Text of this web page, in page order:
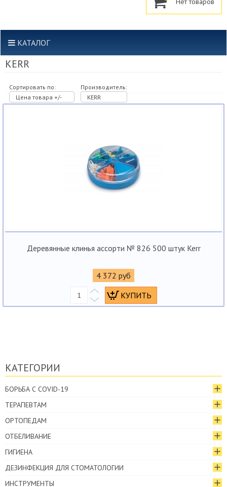
КАТАЛОГ
KERR
Сортировать по:
Цена товара +/-
Производитель:
KERR
Деревянные клинья ассорти № 826 500 штук Kerr
4 372 руб
КАТЕГОРИИ
БОРЬБА С COVID-19
ТЕРАПЕВТАМ
ОРТОПЕДАМ
ОТБЕЛИВАНИЕ
ГИГИЕНА
ДЕЗИНФЕКЦИЯ ДЛЯ СТОМАТОЛОГИИ
ИНСТРУМЕНТЫ